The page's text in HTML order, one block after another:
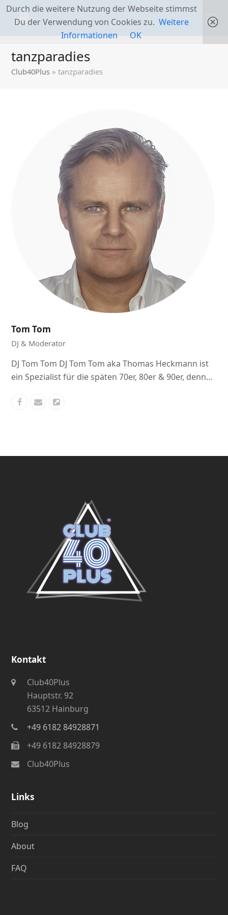
tanzparadies
Club40Plus »tanzparadies
Tom Tom
DJ & Moderator
DJ Tom Tom DJ Tom Tom aka Thomas Heckmann ist
ein Spezialist für die späten 70er, 80er & 90er, denn…
Facebook
E- Webseite
Kontakt
Club40Plus
Hauptstr. 92
63512 Hainburg
+49 6182 84928871
+49 6182 84928879
Club40Plus
Links
Blog
About
FAQ
Durch die weitere Nutzung der Webseite stimmst
Du der Verwendung von Cookies zu. Weitere
Informationen
OK